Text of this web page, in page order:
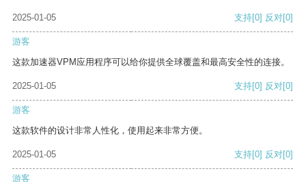
2025-01-05 支持[0] 反对[0]
游客
这款加速器VPM应用程序可以给你提供全球覆盖和最高安全性的连接。
2025-01-05 支持[0] 反对[0]
游客
这款软件的设计非常人性化，使用起来非常方便。
2025-01-05 支持[0] 反对[0]
游客